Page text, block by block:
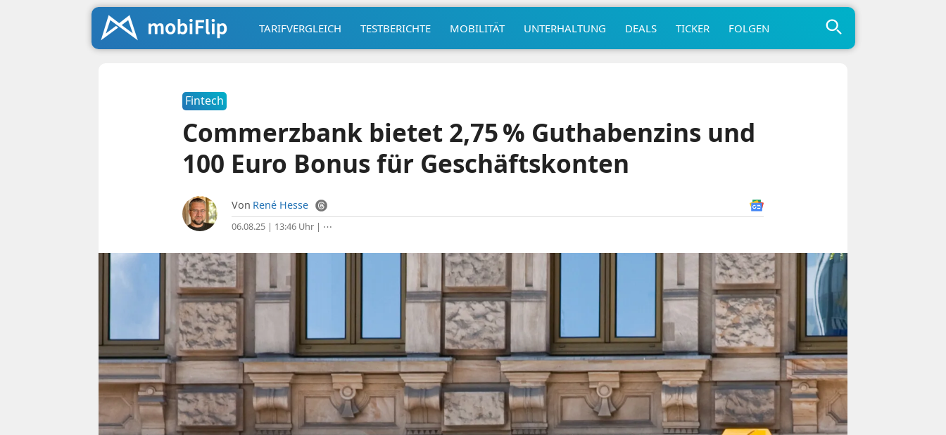
TARIFVERGLEICH TESTBERICHTE MOBILITÄT UNTERHALTUNG DEALS TICKER FOLGEN
Fintech
Commerzbank bietet 2,75 % Guthabenzins und
100 Euro Bonus für Geschäftskonten
Von René Hesse
06.08.25 | 13:46 Uhr| ⋯